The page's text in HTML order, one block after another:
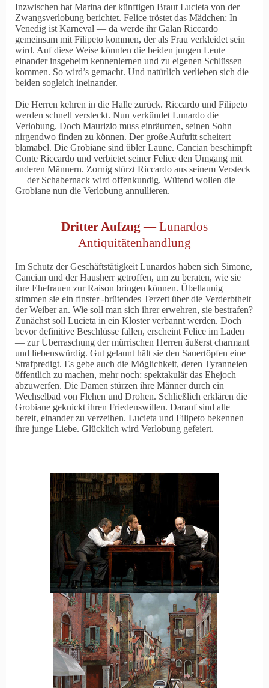
Inzwischen hat Marina der künftigen Braut Lucieta von der
Zwangsverlobung berichtet. Felice tröstet das Mädchen: In
Venedig ist Karneval — da werde ihr Galan Riccardo
gemeinsam mit Filipeto kommen, der als Frau verkleidet sein
wird. Auf diese Weise könnten die beiden jungen Leute
einander insgeheim kennenlernen und zu eigenen Schlüssen
kommen. So wird’s gemacht. Und natürlich verlieben sich die
beiden sogleich ineinander.
Die Herren kehren in die Halle zurück. Riccardo und Filipeto
werden schnell versteckt. Nun verkündet Lunardo die
Verlobung. Doch Maurizio muss einräumen, seinen Sohn
nirgendwo finden zu können. Der große Auftritt scheitert
blamabel. Die Grobiane sind übler Laune. Cancian beschimpft
Conte Riccardo und verbietet seiner Felice den Umgang mit
anderen Männern. Zornig stürzt Riccardo aus seinem Versteck
— der Schabernack wird offenkundig. Wütend wollen die
Grobiane nun die Verlobung annullieren.
Dritter Aufzug— Lunardos
Antiquitätenhandlung
Im Schutz der Geschäftstätigkeit Lunardos haben sich Simone,
Cancian und der Hausherr getroffen, um zu beraten, wie sie
ihre Ehefrauen zur Raison bringen können. Übellaunig
stimmen sie ein finster -brütendes Terzett über die Verderbtheit
der Weiber an. Wie soll man sich ihrer erwehren, sie bestrafen?
Zunächst soll Lucieta in ein Kloster verbannt werden. Doch
bevor definitive Beschlüsse fallen, erscheint Felice im Laden
— zur Überraschung der mürrischen Herren äußerst charmant
und liebenswürdig. Gut gelaunt hält sie den Sauertöpfen eine
Strafpredigt. Es gebe auch die Möglichkeit, deren Tyranneien
öffentlich zu machen, mehr noch: spektakulär das Ehejoch
abzuwerfen. Die Damen stürzen ihre Männer durch ein
Wechselbad von Flehen und Drohen. Schließlich erklären die
Grobiane geknickt ihren Friedenswillen. Darauf sind alle
bereit, einander zu verzeihen. Lucieta und Filipeto bekennen
ihre junge Liebe. Glücklich wird Verlobung gefeiert.